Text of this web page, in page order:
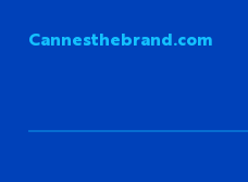
Cannesthebrand.com